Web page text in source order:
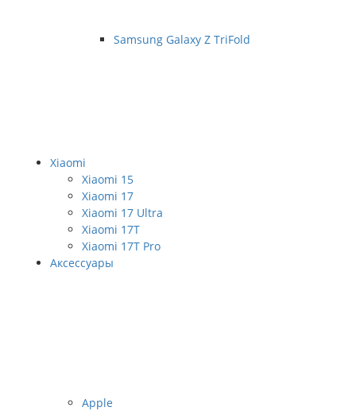
Samsung Galaxy Z TriFold
Xiaomi
Xiaomi 15
Xiaomi 17
Xiaomi 17 Ultra
Xiaomi 17T
Xiaomi 17T Pro
Аксессуары
Apple